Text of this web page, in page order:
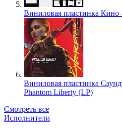
Виниловая пластинка Кино
Виниловая пластинка
Phantom Liberty (LP)
Смотреть все
Исполнители